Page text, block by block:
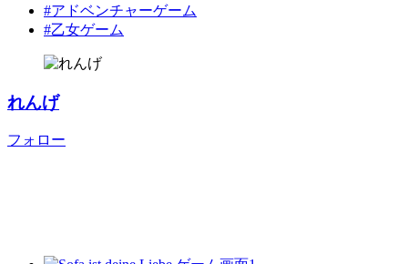
#アドベンチャーゲーム
#乙女ゲーム
れんげ
フォロー